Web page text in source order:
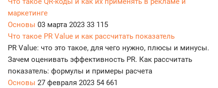
маркетинге
Основы 03 марта 2023 33 115
Что такое PR Value и как рассчитать показатель
PR Value: что это такое, для чего нужно, плюсы и минусы.
Зачем оценивать эффективность PR. Как рассчитать
показатель: формулы и примеры расчета
Основы 27 февраля 2023 54 661